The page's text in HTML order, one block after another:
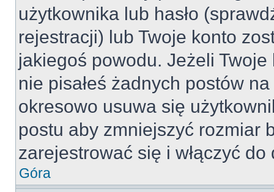
użytkownika lub hasło
rejestracji) lub Twoje konto
jakiegoś powodu. Jeżeli
nie pisałeś żadnych postów
okresowo usuwa się
postu aby zmniejszyć rozmiar
zarejestrować się i włączyć
Góra